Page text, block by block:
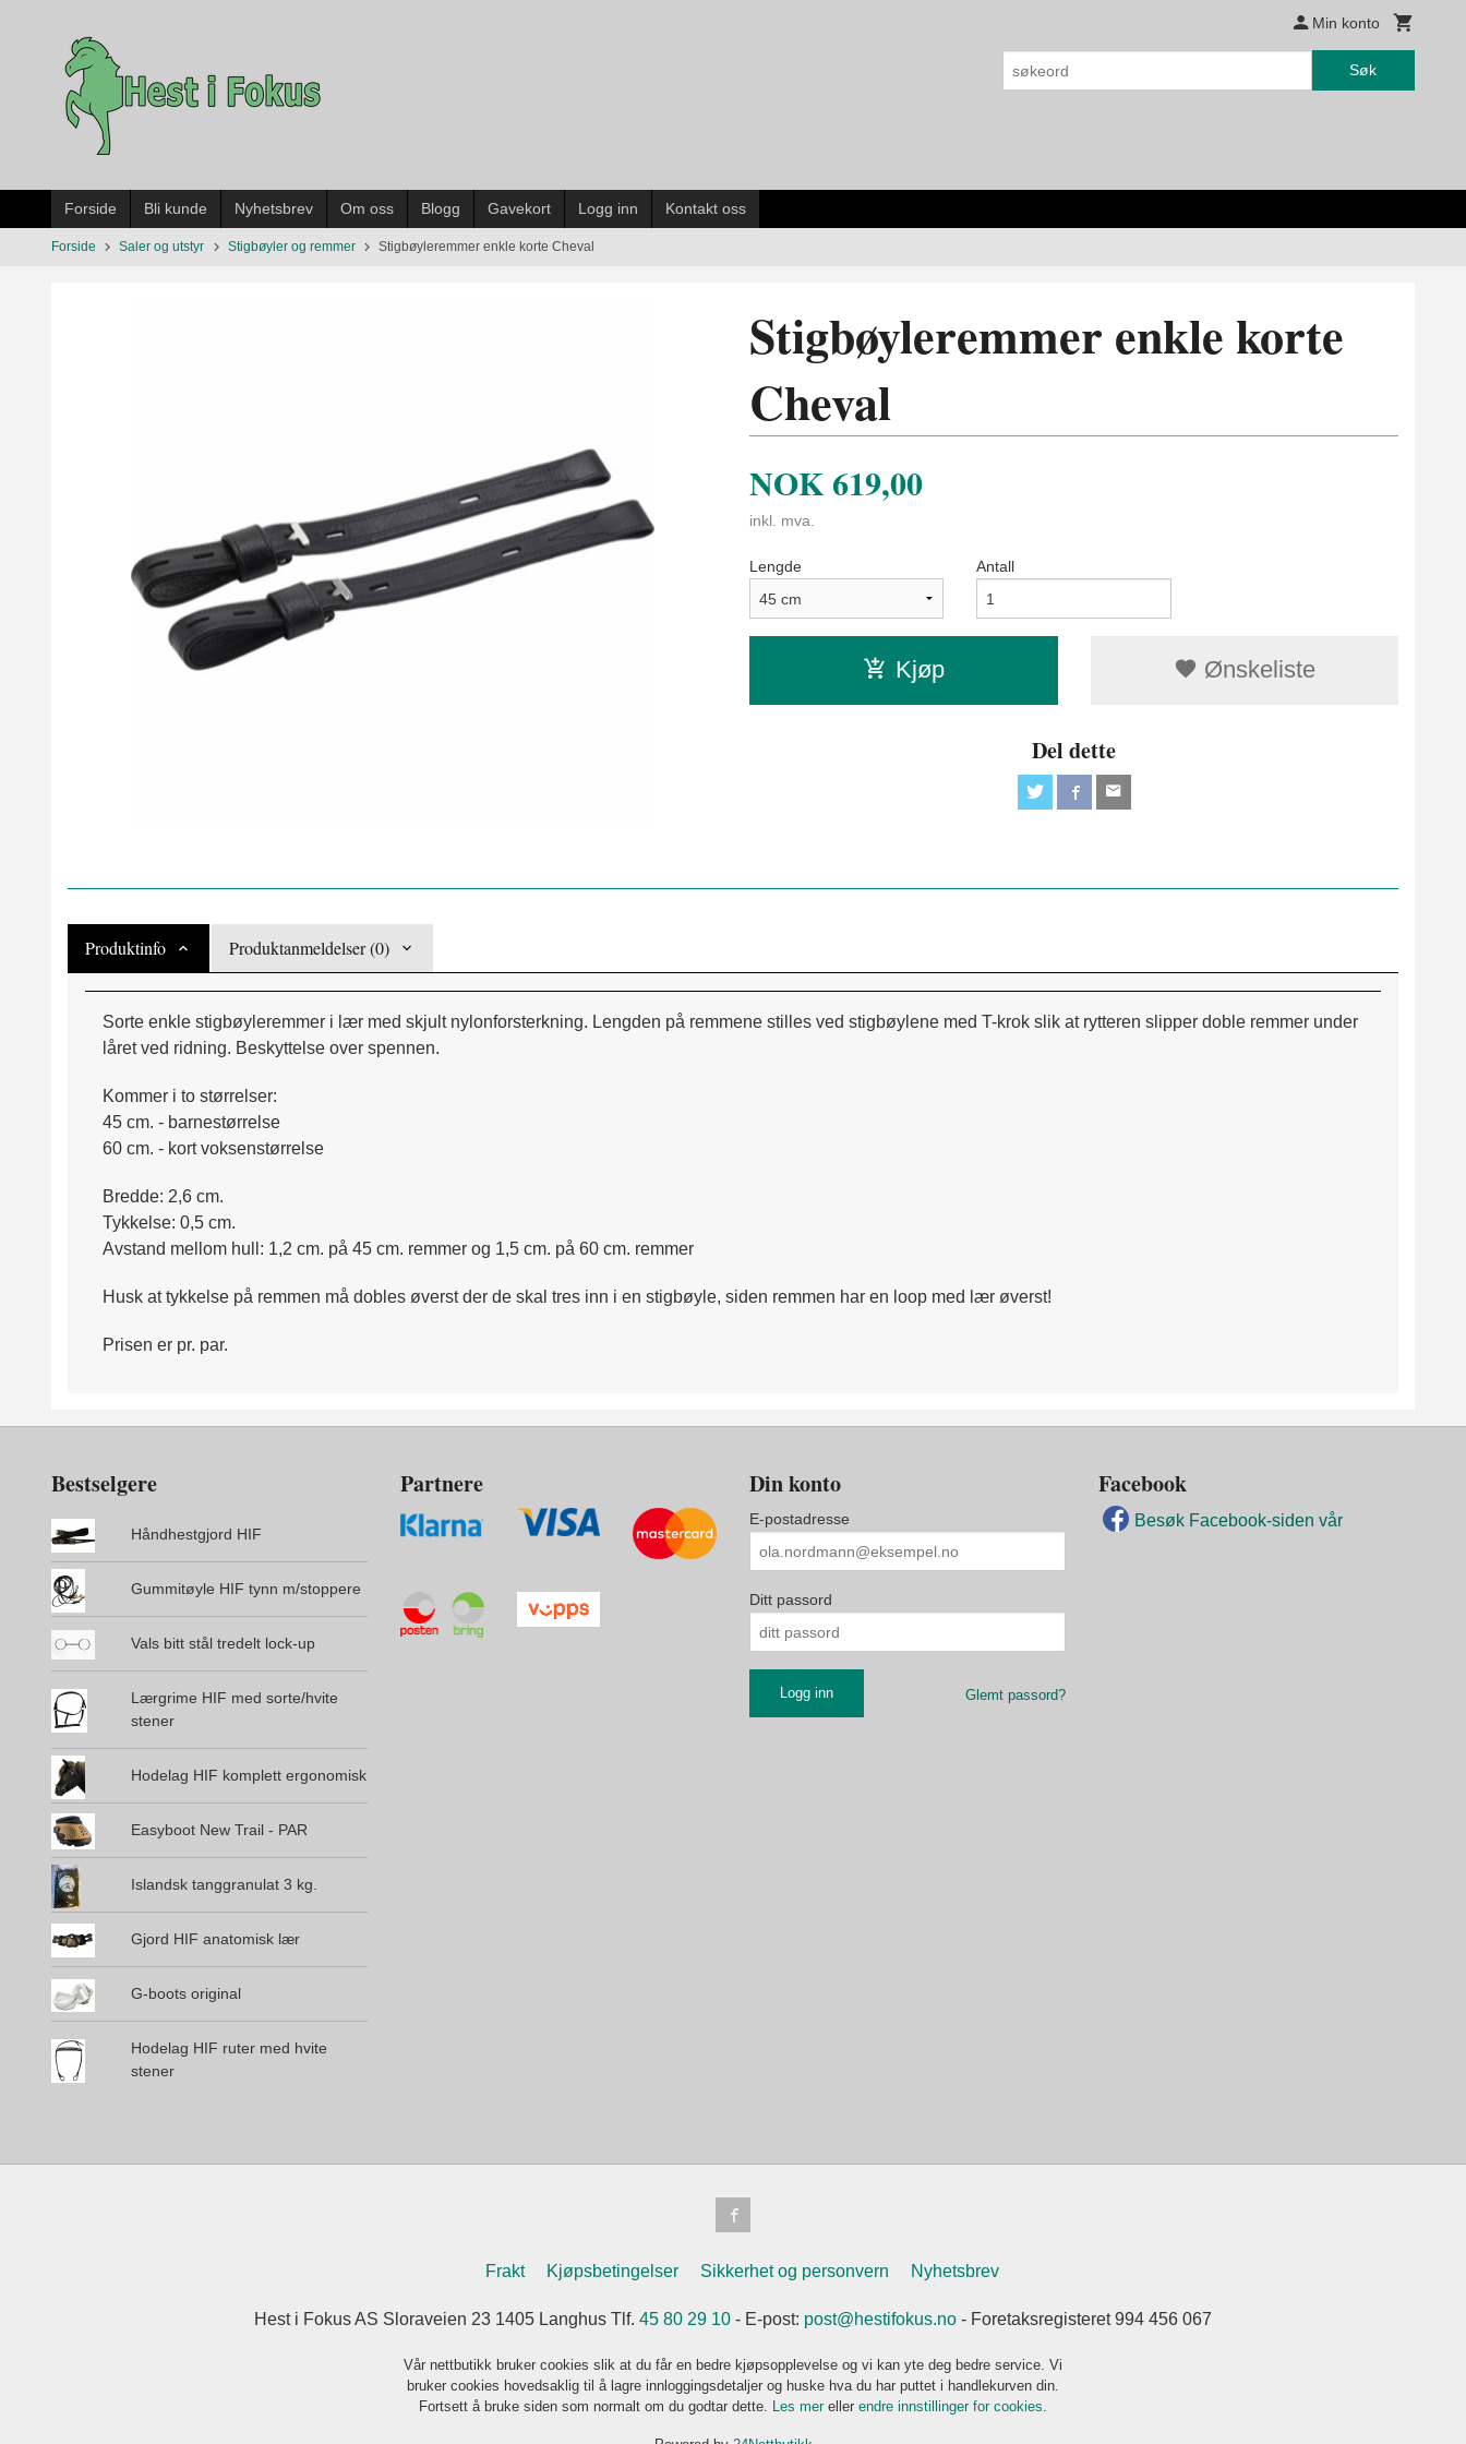
innholdet
Min konto
Søk
Forside Bli kunde Nyhetsbrev Om oss Blogg Gavekort Logg inn Kontakt oss
Forside Saler og utstyr Stigbøyler og remmer Stigbøyleremmer enkle korte Cheval
Stigbøyleremmer enkle korte
Cheval
NOK619,00
inkl. mva.
Lengde Antall
Kjøp Ønskeliste
Del dette
Produktinfo Produktanmeldelser (0)
Sorte enkle stigbøyleremmer i lær med skjult nylonforsterkning. Lengden på remmene stilles ved stigbøylene med T-krok slik at rytteren slipper doble remmer under
låret ved ridning. Beskyttelse over spennen.
Kommer i to størrelser:
45 cm. - barnestørrelse
60 cm. - kort voksenstørrelse
Bredde: 2,6 cm.
Tykkelse: 0,5 cm.
Avstand mellom hull: 1,2 cm. på 45 cm. remmer og 1,5 cm. på 60 cm. remmer
Husk at tykkelse på remmen må dobles øverst der de skal tres inn i en stigbøyle, siden remmen har en loop med lær øverst!
Prisen er pr. par.
Bestselgere
Håndhestgjord HIF
Gummitøyle HIF tynn m/stoppere
Vals bitt stål tredelt lock-up
Lærgrime HIF med sorte/hvite
stener
Hodelag HIF komplett ergonomisk
Easyboot New Trail - PAR
Islandsk tanggranulat 3 kg.
Gjord HIF anatomisk lær
G-boots original
Hodelag HIF ruter med hvite
stener
Partnere Din konto
E-postadresse
Ditt passord
Glemt passord?
Facebook
Besøk Facebook-siden vår
Frakt Kjøpsbetingelser Sikkerhet og personvern Nyhetsbrev
Hest i Fokus AS Sloraveien 23 1405 Langhus Tlf. 45 80 29 10 - E-post: post@hestifokus.no - Foretaksregisteret 994 456 067
Vår nettbutikk bruker cookies slik at du får en bedre kjøpsopplevelse og vi kan yte deg bedre service. Vi
bruker cookies hovedsaklig til å lagre innloggingsdetaljer og huske hva du har puttet i handlekurven din.
Fortsett å bruke siden som normalt om du godtar dette. Les mer eller endre innstillinger for cookies.